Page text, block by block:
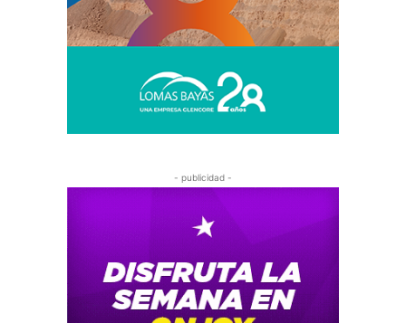
- publicidad -